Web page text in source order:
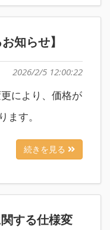
知らせ】
2026/2/5 12:00:22
により、価格が
ます。
続きを見る
する仕様変